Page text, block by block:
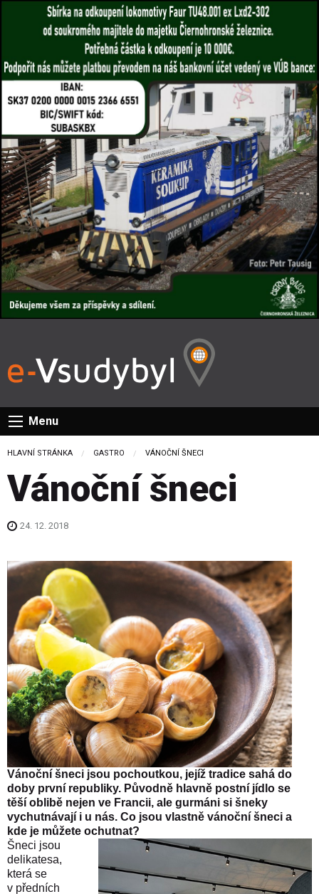
Menu
HLAVNÍ STRÁNKA GASTRO CURRENT:
VÁNOČNÍ ŠNECI
Vánoční šneci
24. 12. 2018
Vánoční šneci jsou pochoutkou, jejíž tradice sahá do
doby první republiky. Původně hlavně postní jídlo se
těší oblibě nejen ve Francii, ale gurmáni si šneky
vychutnávají i u nás. Co jsou vlastně vánoční šneci a
kde je můžete ochutnat?
Šneci jsou
delikatesa,
která se
v předních